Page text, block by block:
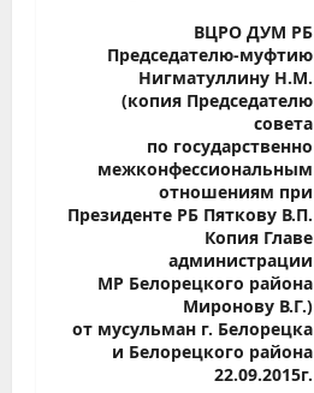
ВЦРО ДУМ РБ
Председателю-муфтию
Нигматуллину Н.М.
(копия Председателю
совета
по государственно
межконфессиональным
отношениям при
Президенте РБ Пяткову В.П.
Копия Главе
администрации
МР Белорецкого района
Миронову В.Г.)
от мусульман г. Белорецка
и Белорецкого района
22.09.2015г.